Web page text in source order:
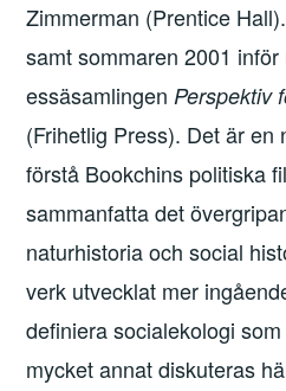
Zimmerman (Prentice
samt sommaren 2001
essäsamlingen Perspektiv
(Frihetlig Press). Det är en
förstå Bookchins politiska
sammanfatta det
naturhistoria och social
verk utvecklat mer
definiera socialekologi
mycket annat diskuteras